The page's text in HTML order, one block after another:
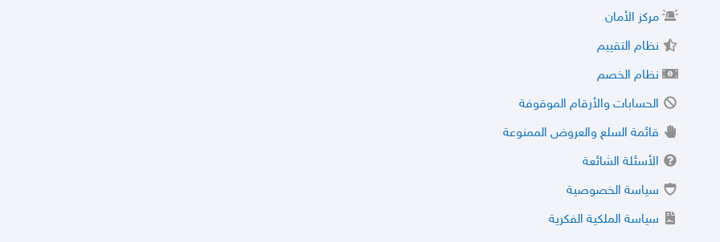
مركز الأمان
نظام التقييم
نظام الخصم
الحسابات والأرقام الموقوفة
قائمة السلع والعروض الممنوعة
الأسئلة الشائعة
سياسة الخصوصية
سياسة الملكية الفكرية